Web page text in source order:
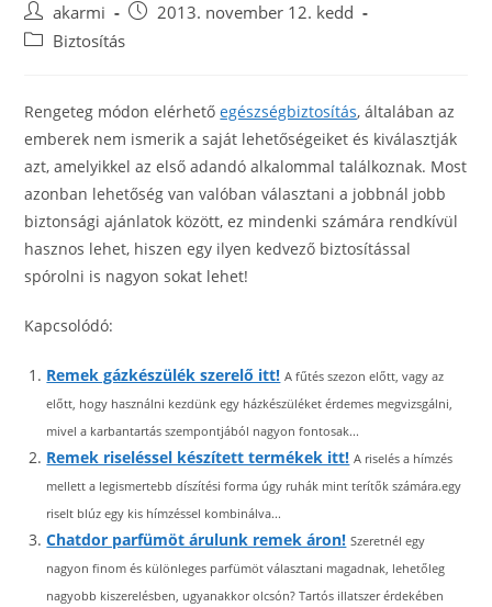
Post
author:
akarmi
Post2013. november 12. kedd
PostBiztosítás
Rengeteg módon elérhetőegészségbiztosítás, általában az
emberek nem ismerik a saját lehetőségeiket és kiválasztják
azt, amelyikkel az első adandó alkalommal találkoznak. Most
azonban lehetőség van valóban választani a jobbnál jobb
biztonsági ajánlatok között, ez mindenki számára rendkívül
hasznos lehet, hiszen egy ilyen kedvező biztosítással
spórolni is nagyon sokat lehet!
Kapcsolódó:
Remek gázkészülék szerelő itt! A fűtés szezon előtt, vagy az
előtt, hogy használni kezdünk egy házkészüléket érdemes megvizsgálni,
mivel a karbantartás szempontjából nagyon fontosak...
Remek riseléssel készített termékek itt! A riselés a hímzés
mellett a legismertebb díszítési forma úgy ruhák mint terítők számára.egy
riselt blúz egy kis hímzéssel kombinálva...
Chatdor parfümöt árulunk remek áron! Szeretnél egy
nagyon finom és különleges parfümöt választani magadnak, lehetőleg
nagyobb kiszerelésben, ugyanakkor olcsón? Tartós illatszer érdekében